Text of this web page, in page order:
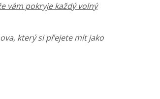
vám pokryje každý volný
který si přejete mít jako